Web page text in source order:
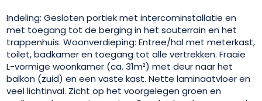
Indeling: Gesloten portiek met intercominstallatie en
met toegang tot de berging in het souterrain en het
trappenhuis. Woonverdieping: Entree/hal met meterkast,
toilet, badkamer en toegang tot alle vertrekken. Fraaie
L-vormige woonkamer (ca. 31m²) met deur naar het
balkon (zuid) en een vaste kast. Nette laminaatvloer en
veel lichtinval. Zicht op het voorgelegen groen en